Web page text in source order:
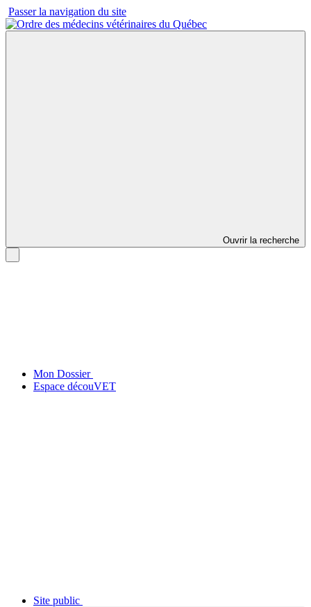
Passer la navigation du site
Ouvrir la recherche
Mon Dossier
Espace découVET
Site public